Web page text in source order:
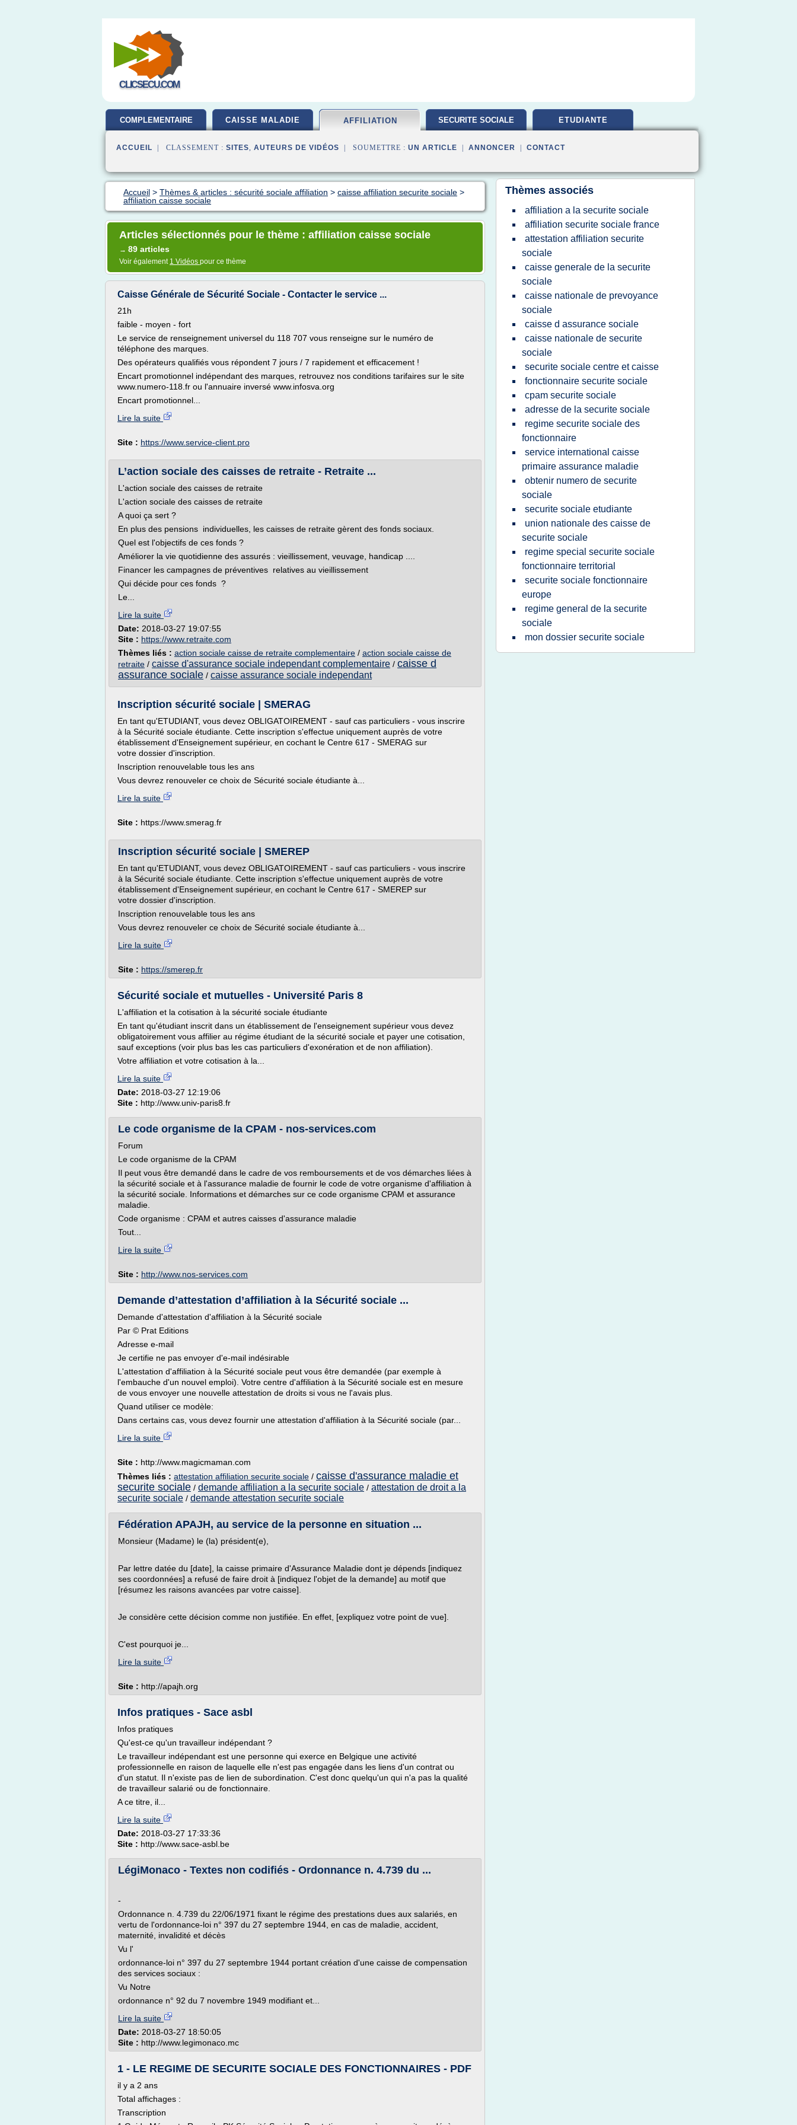
CLICSECU.COM
COMPLEMENTAIRE CAISSE MALADIE AFFILIATION SECURITE SOCIALE ETUDIANTE
ACCUEIL | CLASSEMENT : SITES, AUTEURS DE VIDÉOS | SOUMETTRE : UN ARTICLE ANNONCER CONTACT
Accueil > Thèmes & articles : sécurité sociale affiliation > caisse affiliation securite sociale >
affiliation caisse sociale
Articles sélectionnés pour le thème : affiliation caisse sociale
→ 89 articles
Voir également 1 Vidéos pour ce thème
Caisse Générale de Sécurité Sociale - Contacter le service ...
21h
faible - moyen - fort
Le service de renseignement universel du 118 707 vous renseigne sur le numéro de
téléphone des marques.
Des opérateurs qualifiés vous répondent 7 jours / 7 rapidement et efficacement !
Encart promotionnel indépendant des marques, retrouvez nos conditions tarifaires sur le site
www.numero-118.fr ou l'annuaire inversé www.infosva.org
Encart promotionnel...
Lire la suite
Site : https://www.service-client.pro
L’action sociale des caisses de retraite - Retraite ...
L'action sociale des caisses de retraite
L'action sociale des caisses de retraite
A quoi ça sert ?
En plus des pensions individuelles, les caisses de retraite gèrent des fonds sociaux.
Quel est l'objectifs de ces fonds ?
Améliorer la vie quotidienne des assurés : vieillissement, veuvage, handicap ....
Financer les campagnes de préventives relatives au vieillissement
Qui décide pour ces fonds ?
Le...
Lire la suite
Date: 2018-03-27 19:07:55
Site : https://www.retraite.com
Thèmes liés : action sociale caisse de retraite complementaire / action sociale caisse de
retraite / caisse d'assurance sociale independant complementaire / caisse d
assurance sociale / caisse assurance sociale independant
Inscription sécurité sociale | SMERAG
En tant qu'ETUDIANT, vous devez OBLIGATOIREMENT - sauf cas particuliers - vous inscrire
à la Sécurité sociale étudiante. Cette inscription s'effectue uniquement auprès de votre
établissement d'Enseignement supérieur, en cochant le Centre 617 - SMERAG sur
votre dossier d'inscription.
Inscription renouvelable tous les ans
Vous devrez renouveler ce choix de Sécurité sociale étudiante à...
Lire la suite
Site : https://www.smerag.fr
Inscription sécurité sociale | SMEREP
En tant qu'ETUDIANT, vous devez OBLIGATOIREMENT - sauf cas particuliers - vous inscrire
à la Sécurité sociale étudiante. Cette inscription s'effectue uniquement auprès de votre
établissement d'Enseignement supérieur, en cochant le Centre 617 - SMEREP sur
votre dossier d'inscription.
Inscription renouvelable tous les ans
Vous devrez renouveler ce choix de Sécurité sociale étudiante à...
Lire la suite
Site : https://smerep.fr
Sécurité sociale et mutuelles - Université Paris 8
L'affiliation et la cotisation à la sécurité sociale étudiante
En tant qu'étudiant inscrit dans un établissement de l'enseignement supérieur vous devez
obligatoirement vous affilier au régime étudiant de la sécurité sociale et payer une cotisation,
sauf exceptions (voir plus bas les cas particuliers d'exonération et de non affiliation).
Votre affiliation et votre cotisation à la...
Lire la suite
Date: 2018-03-27 12:19:06
Site : http://www.univ-paris8.fr
Le code organisme de la CPAM - nos-services.com
Forum
Le code organisme de la CPAM
Il peut vous être demandé dans le cadre de vos remboursements et de vos démarches liées à
la sécurité sociale et à l'assurance maladie de fournir le code de votre organisme d'affiliation à
la sécurité sociale. Informations et démarches sur ce code organisme CPAM et assurance
maladie.
Code organisme : CPAM et autres caisses d'assurance maladie
Tout...
Lire la suite
Site : http://www.nos-services.com
Demande d’attestation d’affiliation à la Sécurité sociale ...
Demande d'attestation d'affiliation à la Sécurité sociale
Par © Prat Editions
Adresse e-mail
Je certifie ne pas envoyer d'e-mail indésirable
L'attestation d'affiliation à la Sécurité sociale peut vous être demandée (par exemple à
l'embauche d'un nouvel emploi). Votre centre d'affiliation à la Sécurité sociale est en mesure
de vous envoyer une nouvelle attestation de droits si vous ne l'avais plus.
Quand utiliser ce modèle:
Dans certains cas, vous devez fournir une attestation d'affiliation à la Sécurité sociale (par...
Lire la suite
Site : http://www.magicmaman.com
Thèmes liés : attestation affiliation securite sociale / caisse d'assurance maladie et
securite sociale / demande affiliation a la securite sociale / attestation de droit a la
securite sociale / demande attestation securite sociale
Fédération APAJH, au service de la personne en situation ...
Monsieur (Madame) le (la) président(e),
Par lettre datée du [date], la caisse primaire d'Assurance Maladie dont je dépends [indiquez
ses coordonnées] a refusé de faire droit à [indiquez l'objet de la demande] au motif que
[résumez les raisons avancées par votre caisse].
Je considère cette décision comme non justifiée. En effet, [expliquez votre point de vue].
C'est pourquoi je...
Lire la suite
Site : http://apajh.org
Infos pratiques - Sace asbl
Infos pratiques
Qu'est-ce qu'un travailleur indépendant ?
Le travailleur indépendant est une personne qui exerce en Belgique une activité
professionnelle en raison de laquelle elle n'est pas engagée dans les liens d'un contrat ou
d'un statut. Il n'existe pas de lien de subordination. C'est donc quelqu'un qui n'a pas la qualité
de travailleur salarié ou de fonctionnaire.
A ce titre, il...
Lire la suite
Date: 2018-03-27 17:33:36
Site : http://www.sace-asbl.be
LégiMonaco - Textes non codifiés - Ordonnance n. 4.739 du ...
-
Ordonnance n. 4.739 du 22/06/1971 fixant le régime des prestations dues aux salariés, en
vertu de l'ordonnance-loi n° 397 du 27 septembre 1944, en cas de maladie, accident,
maternité, invalidité et décès
Vu l'
ordonnance-loi n° 397 du 27 septembre 1944 portant création d'une caisse de compensation
des services sociaux :
Vu Notre
ordonnance n° 92 du 7 novembre 1949 modifiant et...
Lire la suite
Date: 2018-03-27 18:50:05
Site : http://www.legimonaco.mc
1 - LE REGIME DE SECURITE SOCIALE DES FONCTIONNAIRES - PDF
il y a 2 ans
Total affichages :
Transcription
Thèmes associés
affiliation a la securite sociale
affiliation securite sociale france
attestation affiliation securite
sociale
caisse generale de la securite
sociale
caisse nationale de prevoyance
sociale
caisse d assurance sociale
caisse nationale de securite
sociale
securite sociale centre et caisse
fonctionnaire securite sociale
cpam securite sociale
adresse de la securite sociale
regime securite sociale des
fonctionnaire
service international caisse
primaire assurance maladie
obtenir numero de securite
sociale
securite sociale etudiante
union nationale des caisse de
securite sociale
regime special securite sociale
fonctionnaire territorial
securite sociale fonctionnaire
europe
regime general de la securite
sociale
mon dossier securite sociale